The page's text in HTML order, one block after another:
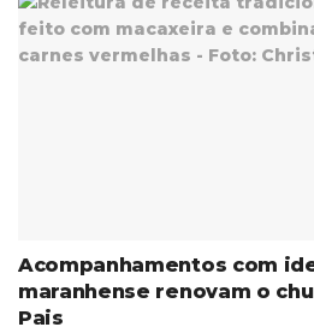
Acompanhamentos com
maranhense renovam o
Pais